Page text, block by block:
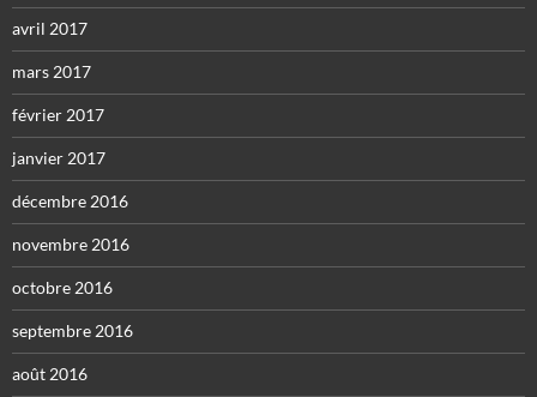
avril 2017
mars 2017
février 2017
janvier 2017
décembre 2016
novembre 2016
octobre 2016
septembre 2016
août 2016